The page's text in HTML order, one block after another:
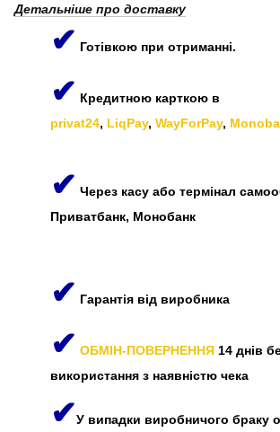
Детальніше про доставку
✔ Готівкою при отриманні.
✔ Кредитною карткою в
privat24, LiqPay, WayForPay,
✔ Через касу або термінал
Приватбанк, Монобанк
✔ Гарантія від виробника
✔ ОБМІН-ПОВЕРНЕННЯ 14 днів
використання з наявністю чека
✔У випадки виробничого браку